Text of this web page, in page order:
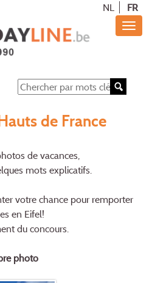
NL FR
de France
de vacances,
mots explicatifs.
votre chance pour remporter
en Eifel!
du concours.
photo